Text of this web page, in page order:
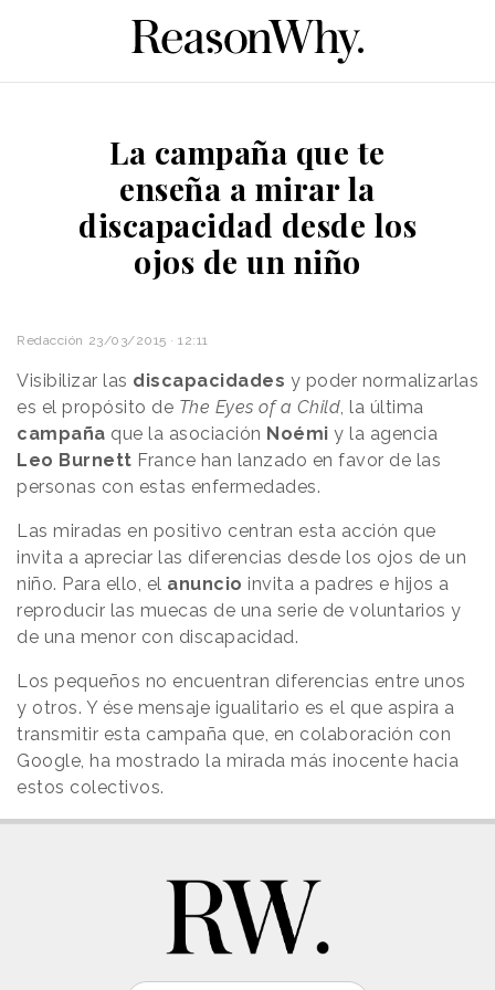
La campaña que te
enseña a mirar la
discapacidad desde los
ojos de un niño
Redacción 23/03/2015 · 12:11
Visibilizar las discapacidades y poder normalizarlas
es el propósito de The Eyes of a Child , la última
campaña que la asociación Noémi y la agencia
Leo Burnett France han lanzado en favor de las
personas con estas enfermedades.
Las miradas en positivo centran esta acción que
invita a apreciar las diferencias desde los ojos de un
niño. Para ello, el anuncio invita a padres e hijos a
reproducir las muecas de una serie de voluntarios y
de una menor con discapacidad.
Los pequeños no encuentran diferencias entre unos
y otros. Y ése mensaje igualitario es el que aspira a
transmitir esta campaña que, en colaboración con
Google, ha mostrado la mirada más inocente hacia
estos colectivos.